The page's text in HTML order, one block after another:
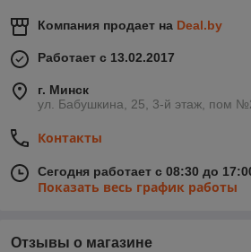
Компания продает на Deal.by
Работает с 13.02.2017
г. Минск
ул. Бабушкина, 25, 3-й этаж, пом
Контакты
Сегодня работает с 08:30 до
Показать весь график работы
Отзывы о магазине